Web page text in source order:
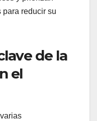
para reducir su
de la
el